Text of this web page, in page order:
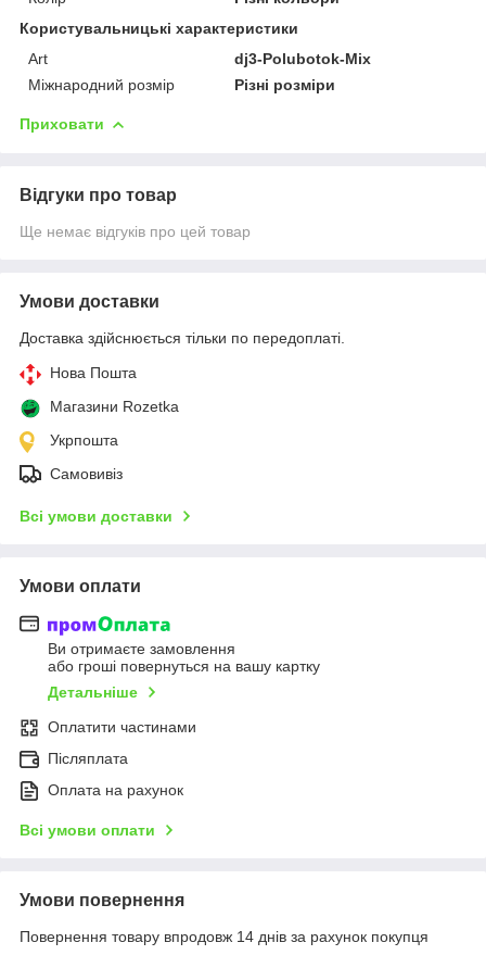
Користувальницькі характеристики
Art
dj3-Polubotok-Mix
Міжнародний розмір
Різні розміри
Приховати
Відгуки про товар
Ще немає відгуків про цей товар
Умови доставки
Доставка здійснюється тільки по передоплаті.
Нова Пошта
Магазини Rozetka
Укрпошта
Самовивіз
Всі умови доставки
Умови оплати
Ви отримаєте замовлення
або гроші повернуться на вашу картку
Детальніше
Оплатити частинами
Післяплата
Оплата на рахунок
Всі умови оплати
Умови повернення
Повернення товару впродовж 14 днів за рахунок покупця